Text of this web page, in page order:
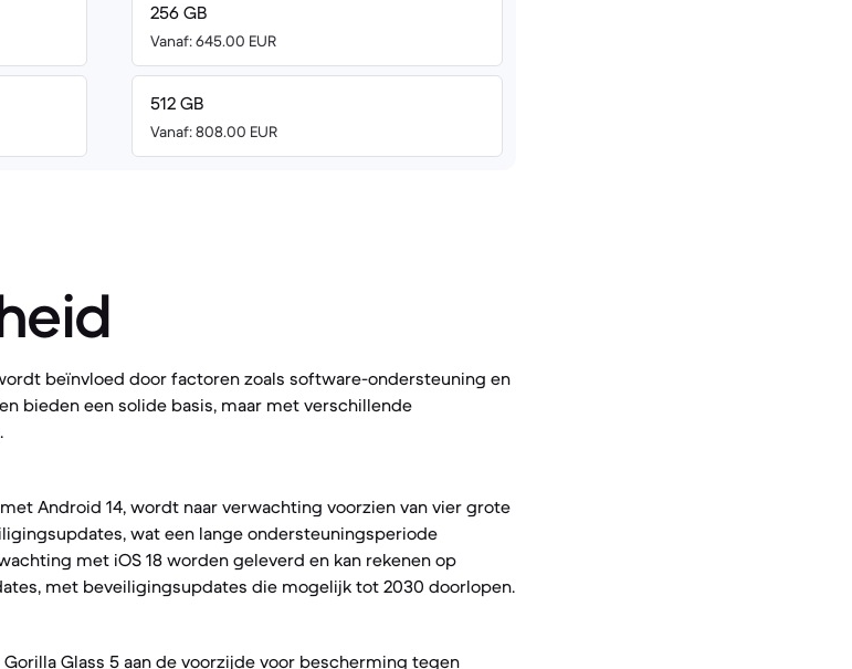
256 GB
Vanaf: 645.00 EUR
512 GB
Vanaf: 808.00 EUR
beïnvloed door factoren zoals software-ondersteuning en
bieden een solide basis, maar met verschillende
Android 14, wordt naar verwachting voorzien van vier grote
wat een lange ondersteuningsperiode
met iOS 18 worden geleverd en kan rekenen op
met beveiligingsupdates die mogelijk tot 2030 doorlopen.
Glass 5 aan de voorzijde voor bescherming tegen